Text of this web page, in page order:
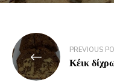
PREVIOUS
Κέικ